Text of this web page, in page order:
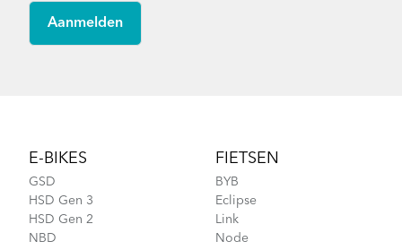
E-BIKES
GSD
HSD Gen 3
HSD Gen 2
NBD
FIETSEN
BYB
Eclipse
Link
Node